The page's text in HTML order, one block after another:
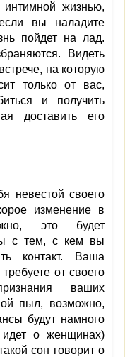
интимной жизнью,
вы наладите
пойдет на лад.
Видеть
на которую
только от вас,
и получить
доставить его
невестой своего
изменение в
это будет
с тем, с кем вы
контакт. Ваша
от своего
ваших
пыл, возможно,
будут намного
о женщинах)
сон говорит о